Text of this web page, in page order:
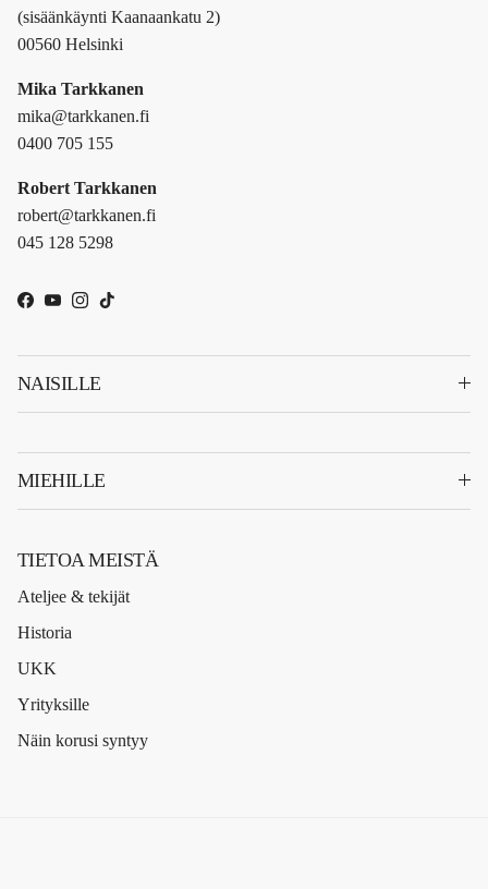
(sisäänkäynti Kaanaankatu 2)
00560 Helsinki
Mika Tarkkanen
mika@tarkkanen.fi
0400 705 155
Robert Tarkkanen
robert@tarkkanen.fi
045 128 5298
Facebook
YouTube
Instagram
TikTok
NAISILLE
MIEHILLE
TIETOA MEISTÄ
Ateljee & tekijät
Historia
UKK
Yrityksille
Näin korusi syntyy